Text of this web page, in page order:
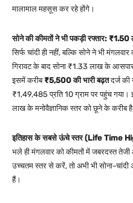
मालामाल महसूस कर रहे होंगे।
सोने की कीमतों ने भी पकड़ी रफ्तार: ₹1.50
सिर्फ चांदी ही नहीं, बल्कि सोने ने भी
गिरावट के बाद सोना ₹1.33 लाख के
इसमें करीब ₹5,500 की भारी बढ़तदर्ज की
₹1,49,485 प्रति 10 ग्राम पर पहुंच
लाख के मनोवैज्ञानिक स्तर को छूने के करीब
इतिहास के सबसे ऊंचे स्तर (Life Time
भले ही मंगलवार को कीमतों में जबरदस्त
उच्चतम स्तर से करें, तो अभी भी सोना-
हैं।